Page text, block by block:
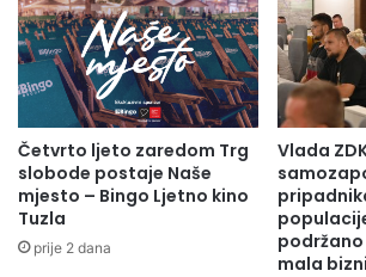
21:30 – 22:00-ČUNIŠTA – AUTO ŠKOLA
22:00 – 22:30-NK VAREŠ – RESPECT
22:30 – 23:00-ALMA RAS – MANERS
Dobro došli na drugo takmičarsko veče!
Četvrto ljeto zaredom Trg
slobode postaje Naše
mjesto – Bingo Ljetno kino
Tuzla
prije 2 dana
Vlada
podržano
mala